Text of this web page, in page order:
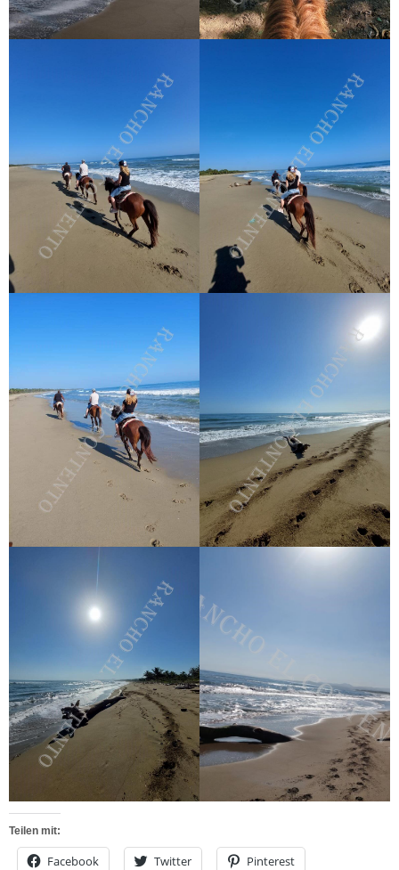
Teilen mit:
Facebook Twitter Pinterest